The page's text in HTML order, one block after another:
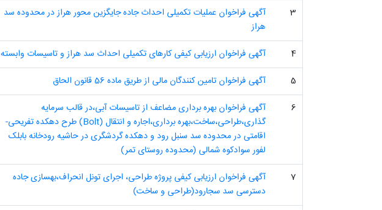
3
آگهی فراخوان عملیات تکمیلی احداث جاده جایگزین محور هراز در محدوده سد
هراز
4 آگهی فراخوان ارزیابی کیفی کارهای تکمیلی احداث سد هراز و تاسیسات وابسته
5
آگهی فراخوان تامین کنندگان مالی از طریق ماده 56 قانون الحاق
6
آگهی فراخوان بهره برداری مضاعف از تاسیسات آبی،در قالب سرمایه
گذاری،طراحی،ساخت،بهره برداری،اجاره و انتقال (Bolt) طرح دهکده تفریحی-
اقامتی در محدوده سد سنبل رود و دهکده گردشگری در حاشیه رودخانه بابلک
لفور سوادکوه شمالی (محدوده روستای تمر)
7
آگهی فراخوان ارزیابی کیفی پروژه طراحی، اجرای تونل انحراف،بهسازی جاده
دسترسی سد سجارود(طراحی و ساخت)